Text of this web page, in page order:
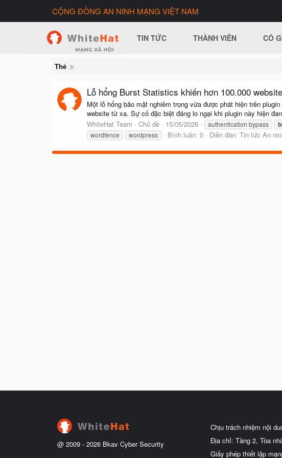
CỘNG ĐỒNG AN NINH MẠNG VIỆT NAM
TIN TỨC THÀNH VIÊN CÓ
Thẻ
Lỗ hổng Burst Statistics khiến hơn 100.000
Một lỗ hổng bảo mật nghiêm trọng vừa được phát hiện trên
website từ xa. Sự cố đặc biệt đáng lo ngại khi plugin này hiện
WhiteHat Team
Chủ đề 15/05/2026 authentication bypass
wordfence
wordpress Bình luận: 0 Diễn đàn: Tin tức An
@ 2009 - 2026 Bkav Cyber Security
Chịu trách nhiệm nội
Địa chỉ: Tầng 2, Tòa
Giấy phép thiết lập